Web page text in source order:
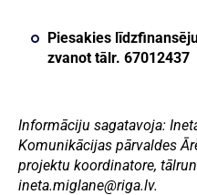
Piesakies
zvanot tālr. 67012437
Informāciju sagatavoja:
Komunikācijas pārvaldes
projektu koordinatore,
ineta.miglane@riga.lv.